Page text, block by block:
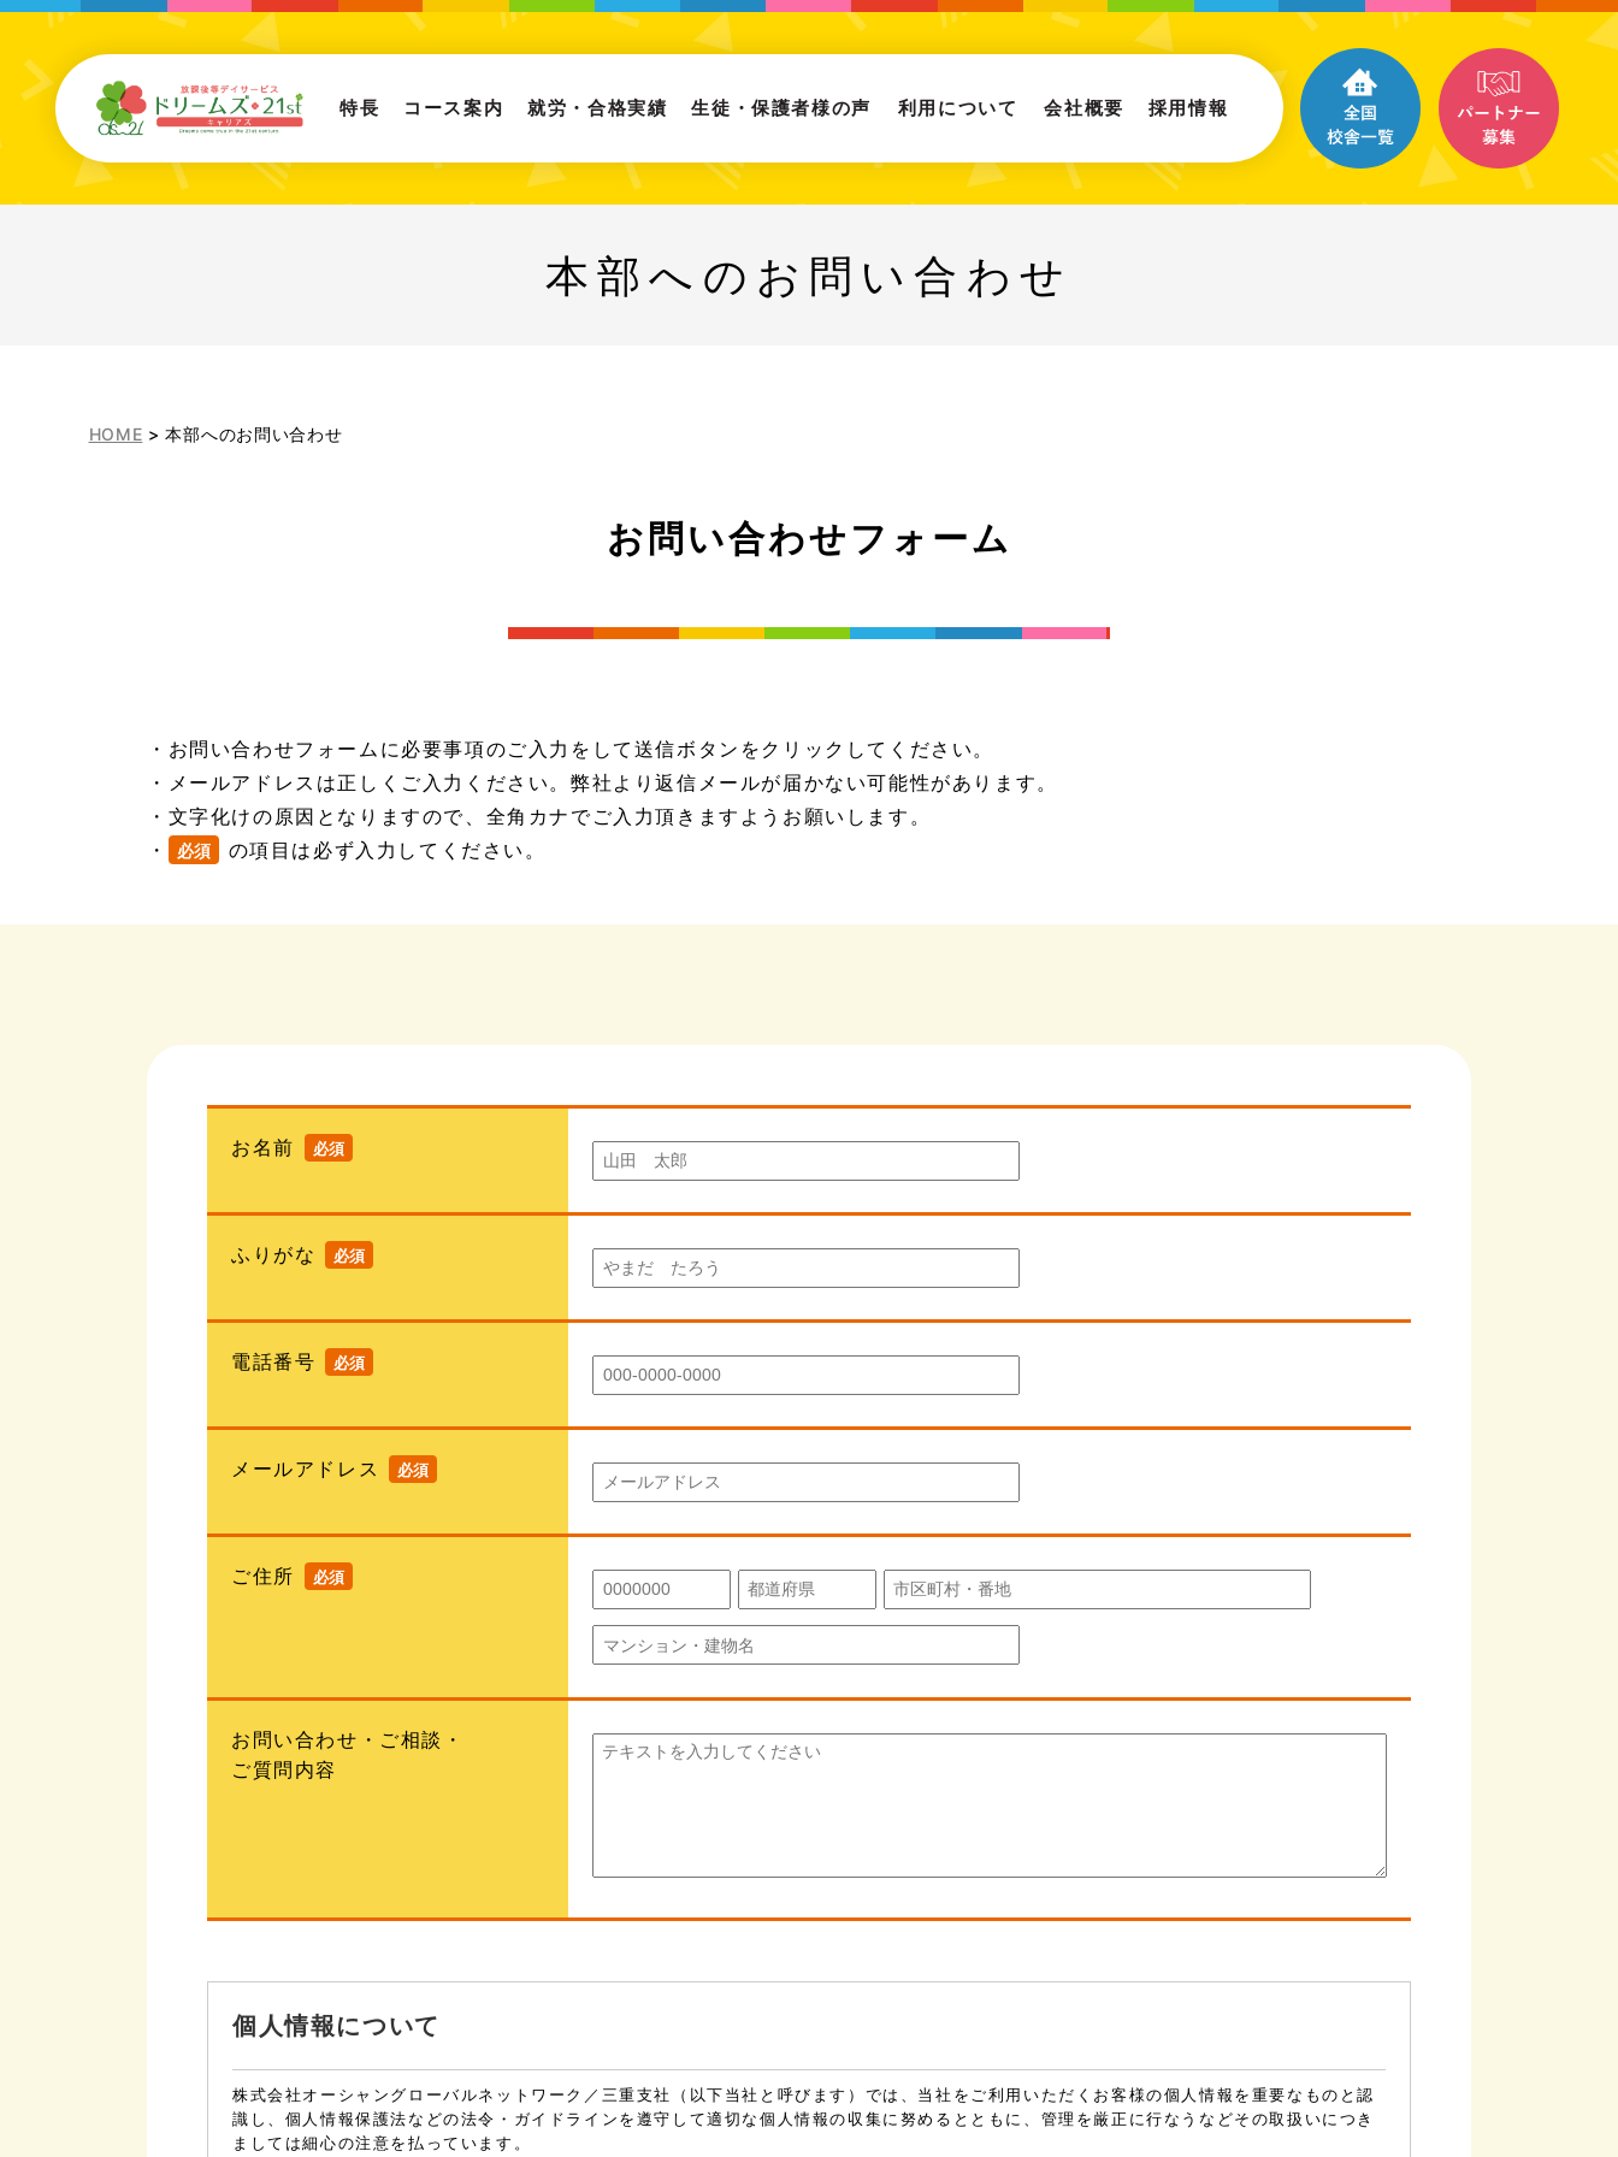
特長 コース案内 就労・合格実績 生徒・保護者様の声 利用について 会社概要 採用情報
本部へのお問い合わせ
HOME >本部へのお問い合わせ
お問い合わせフォーム
・お問い合わせフォームに必要事項のご入力をして送信ボタンをクリックしてください。
・メールアドレスは正しくご入力ください。弊社より返信メールが届かない可能性があります。
・文字化けの原因となりますので、全角カナでご入力頂きますようお願いします。
・
必須 の項目は必ず入力してください。
お名前
ふりがな
電話番号
メールアドレス
ご住所
お問い合わせ・ご相談・
ご質問内容
個人情報について
株式会社オーシャングローバルネットワーク／三重支社（以下当社と呼びます）では、当社をご利用いただくお客様の個人情報を重要なものと認
識し、個人情報保護法などの法令・ガイドラインを遵守して適切な個人情報の収集に努めるとともに、管理を厳正に行なうなどその取扱いにつき
ましては細心の注意を払っています。